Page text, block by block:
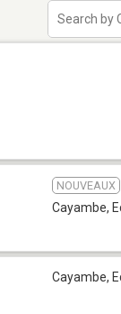
NOUVEAUX
Cayambe,
Cayambe,